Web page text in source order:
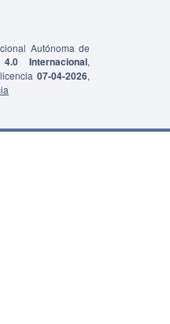
Autónoma de
4.0 Internacional,
07-04-2026,